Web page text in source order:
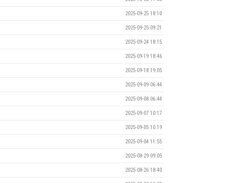
2025-09-25 18:10
2025-09-25 09:21
2025-09-24 18:15
2025-09-19 18:46
2025-09-18 19:05
2025-09-09 06:44
2025-09-08 06:44
2025-09-07 10:17
2025-09-05 10:19
2025-09-04 11:55
2025-08-29 09:05
2025-08-26 18:40